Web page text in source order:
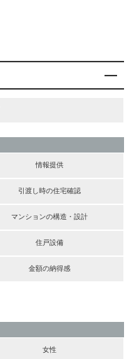
情報提供
引渡し時の住宅確認
マンションの構造・設計
住戸設備
金額の納得感
女性